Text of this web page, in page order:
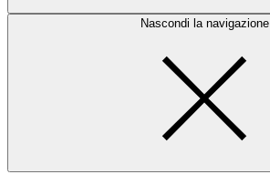
Nascondi la navigazione